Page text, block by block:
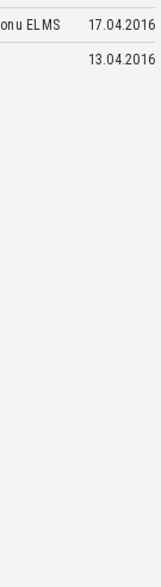
ELMS 17.04.2016
13.04.2016